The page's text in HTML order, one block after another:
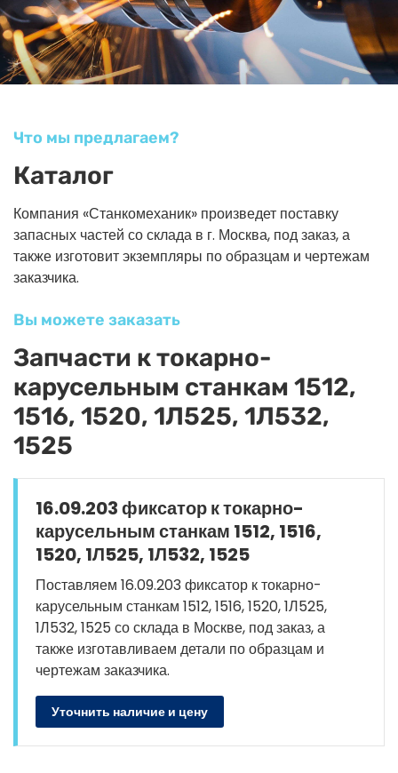
Что мы предлагаем?
Каталог
Компания «Станкомеханик» произведет поставку
запасных частей со склада в г. Москва, под заказ, а
также изготовит экземпляры по образцам и чертежам
заказчика.
Вы можете заказать
Запчасти к токарно-
карусельным станкам 1512,
1516, 1520, 1Л525, 1Л532,
1525
16.09.203 фиксатор к токарно-
карусельным станкам 1512, 1516,
1520, 1Л525, 1Л532, 1525
Поставляем 16.09.203 фиксатор к токарно-
карусельным станкам 1512, 1516, 1520, 1Л525,
1Л532, 1525 со склада в Москве, под заказ, а
также изготавливаем детали по образцам и
чертежам заказчика.
Уточнить наличие и цену